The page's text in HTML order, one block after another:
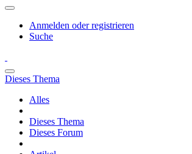
Anmelden oder registrieren
Suche
Dieses Thema
Alles
Dieses Thema
Dieses Forum